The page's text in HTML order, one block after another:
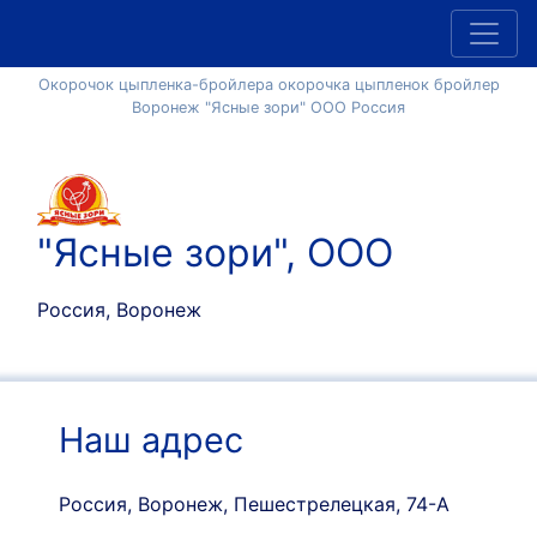
Окорочок цыпленка-бройлера окорочка цыпленок бройлер
Воронеж "Ясные зори" ООО Россия
"Ясные зори", ООО
Россия, Воронеж
Наш адрес
Россия, Воронеж, Пешестрелецкая, 74-А